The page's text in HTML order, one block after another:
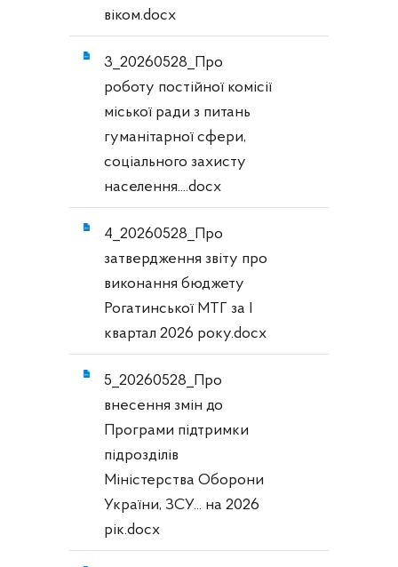
віком.docx
3_20260528_Про
роботу постійної комісії
міської ради з питань
гуманітарної сфери,
соціального захисту
населення....docx
4_20260528_Про
затвердження звіту про
виконання бюджету
Рогатинської МТГ за І
квартал 2026 року.docx
5_20260528_Про
внесення змін до
Програми підтримки
підрозділів
Міністерства Оборони
України, ЗСУ... на 2026
рік.docx